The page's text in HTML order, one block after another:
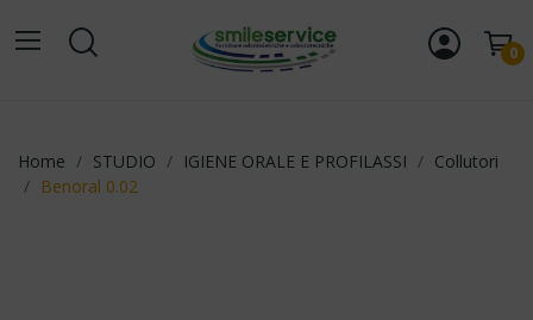
0
Home STUDIO IGIENE ORALE E PROFILASSI
Collutori
Benoral 0.02